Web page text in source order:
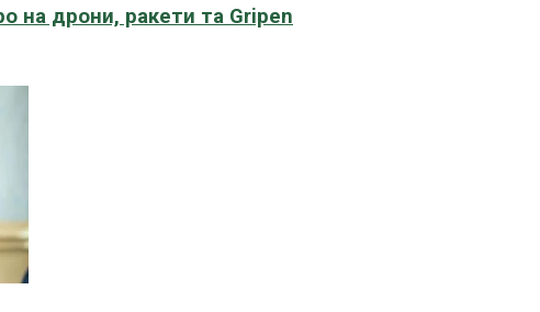
на дрони, ракети та Gripen